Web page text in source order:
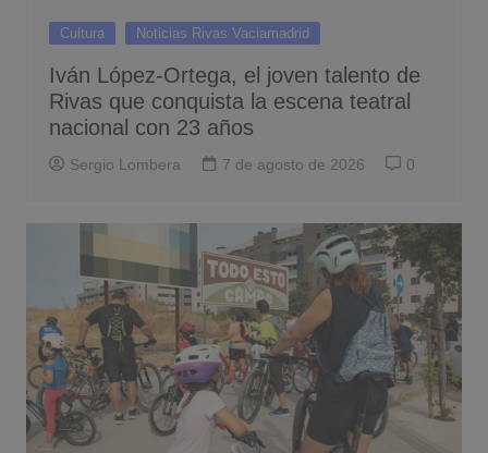
Cultura Noticias Rivas Vaciamadrid
Iván López-Ortega, el joven talento de
Rivas que conquista la escena teatral
nacional con 23 años
Sergio Lombera 7 de agosto de 2026 0